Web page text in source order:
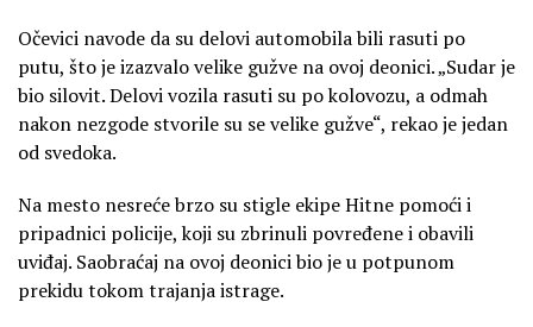
Očevici navode da su delovi automobila bili rasuti po
putu, što je izazvalo velike gužve na ovoj deonici. „Sudar je
bio silovit. Delovi vozila rasuti su po kolovozu, a odmah
nakon nezgode stvorile su se velike gužve“, rekao je jedan
od svedoka.
Na mesto nesreće brzo su stigle ekipe Hitne pomoći i
pripadnici policije, koji su zbrinuli povređene i obavili
uviđaj. Saobraćaj na ovoj deonici bio je u potpunom
prekidu tokom trajanja istrage.